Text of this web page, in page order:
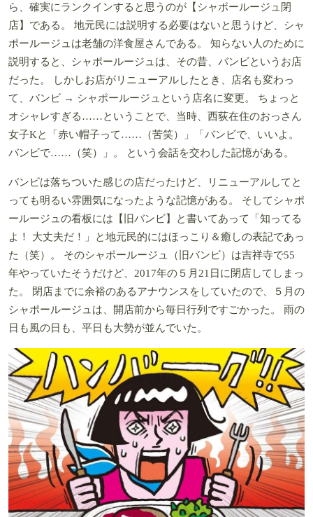
ら、確実にランクインすると思うのが【シャポールージュ閉
店】である。 地元民には説明する必要はないと思うけど、シャ
ポールージュは老舗の洋食屋さんである。 知らない人のために
説明すると、シャポールージュは、その昔、バンビというお店
だった。 しかしお店がリニューアルしたとき、店名も変わっ
て、バンビ → シャポールージュという店名に変更。 ちょっと
オシャレすぎる……ということで、当時、西荻在住のおっさん
女子Kと「赤い帽子って……（苦笑）」「バンビで、いいよ。
バンビで……（笑）」。 という会話を交わした記憶がある。
バンビは落ちついた感じの店だったけど、リニューアルしてと
っても明るい雰囲気になったような記憶がある。 そしてシャポ
ールージュの看板には【旧バンビ】と書いてあって「知ってる
よ！ 大丈夫だ！」と地元民的にはほっこり＆癒しの表記であっ
た（笑）。 そのシャポールージュ（旧バンビ）は吉祥寺で55
年やっていたそうだけど、2017年の５月21日に閉店してしまっ
た。 閉店までに余裕のあるアナウンスをしていたので、５月の
シャポールージュは、開店前から毎日行列ですごかった。 雨の
日も風の日も、平日も大勢が並んでいた。